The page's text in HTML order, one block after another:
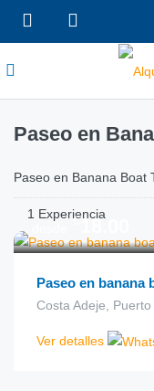
Paseo en
Paseo en Banana Boat
1 Experiencia
€18.00
Paseo en banana
Costa Adeje,
Ver detalles